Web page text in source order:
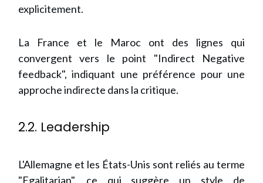
explicitement.
La France et le Maroc ont des lignes qui
convergent vers le point "Indirect Negative
feedback", indiquant une préférence pour une
approche indirecte dans la critique.
2.2. Leadership
L'Allemagne et les États-Unis sont reliés au terme
"Egalitarian", ce qui suggère un style de